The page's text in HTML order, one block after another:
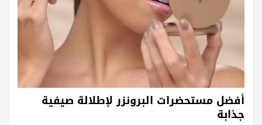
أفضل مستحضرات البرونزر لإطلالة صيفية
جذابة